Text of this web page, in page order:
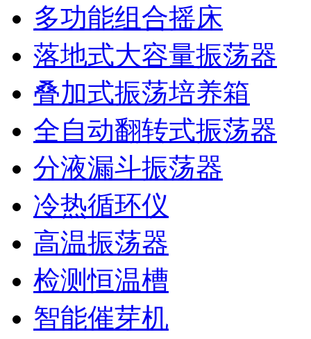
多功能组合摇床
落地式大容量振荡器
叠加式振荡培养箱
全自动翻转式振荡器
分液漏斗振荡器
冷热循环仪
高温振荡器
检测恒温槽
智能催芽机